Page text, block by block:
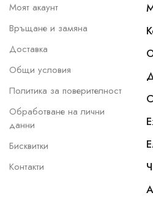
Моят акаунт
Връщане и замяна
Доставка
Общи условия
Политика за поверителност
Обработване на лични
данни
Бисквитки
Контакти